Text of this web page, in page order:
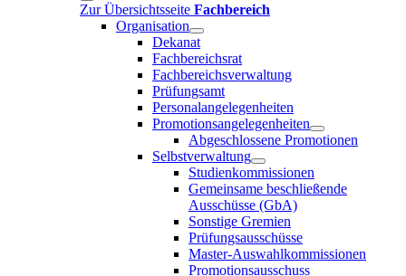
Zur Übersichtsseite Fachbereich
Organisation
Dekanat
Fachbereichsrat
Fachbereichsverwaltung
Prüfungsamt
Personalangelegenheiten
Promotionsangelegenheiten
Abgeschlossene Promotionen
Selbstverwaltung
Studienkommissionen
Gemeinsame beschließende
Ausschüsse (GbA)
Sonstige Gremien
Prüfungsausschüsse
Master-Auswahlkommissionen
Promotionsausschuss